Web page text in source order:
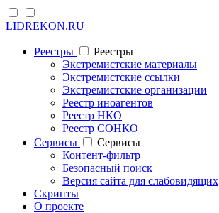
LIDREKON.RU
Реестры
Реестры
Экстремистские материалы
Экстремистские ссылки
Экстремистские организации
Реестр иноагентов
Реестр НКО
Реестр СОНКО
Cервисы
Cервисы
Контент-фильтр
Безопасный поиск
Версия сайта для слабовидящих
Скрипты
О проекте